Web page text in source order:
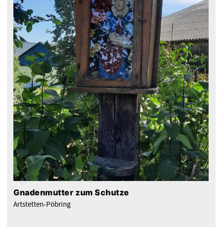
Gnadenmutter zum Schutze
Artstetten-Pöbring